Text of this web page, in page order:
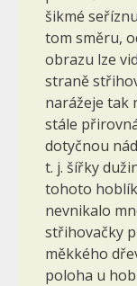
šikmé
tom směru,
obrazu lze
straně
narážeje tak
stále
dotyčnou
t. j. šířky
tohoto
nevnikalo
střihovačky
měk­kého
poloha u